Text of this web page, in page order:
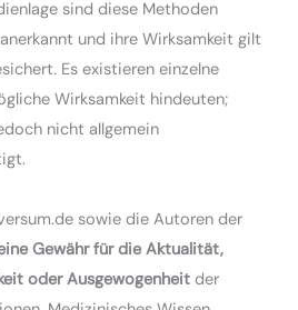
sind diese Methoden
und ihre Wirksamkeit gilt
Es existieren einzelne
Wirksamkeit hindeuten;
nicht allgemein
sowie die Autoren der
Gewähr für die Aktualität,
oder Ausgewogenheit der